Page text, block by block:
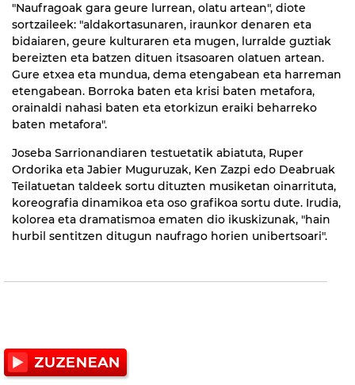
"Naufragoak gara geure lurrean, olatu artean", diote
sortzaileek: "aldakortasunaren, iraunkor denaren eta
bidaiaren, geure kulturaren eta mugen, lurralde guztiak
bereizten eta batzen dituen itsasoaren olatuen artean.
Gure etxea eta mundua, dema etengabean eta harreman
etengabean. Borroka baten eta krisi baten metafora,
orainaldi nahasi baten eta etorkizun eraiki beharreko
baten metafora".
Joseba Sarrionandiaren testuetatik abiatuta, Ruper
Ordorika eta Jabier Muguruzak, Ken Zazpi edo Deabruak
Teilatuetan taldeek sortu dituzten musiketan oinarrituta,
koreografia dinamikoa eta oso grafikoa sortu dute. Irudia,
kolorea eta dramatismoa ematen dio ikuskizunak, "hain
hurbil sentitzen ditugun naufrago horien unibertsoari".